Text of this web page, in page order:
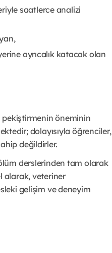
saatlerce analizi
ayrıcalık katacak olan
pekiştirmenin öneminin
dolayısıyla öğrenciler,
değildirler.
derslerinden tam olarak
alarak, veteriner
gelişim ve deneyim